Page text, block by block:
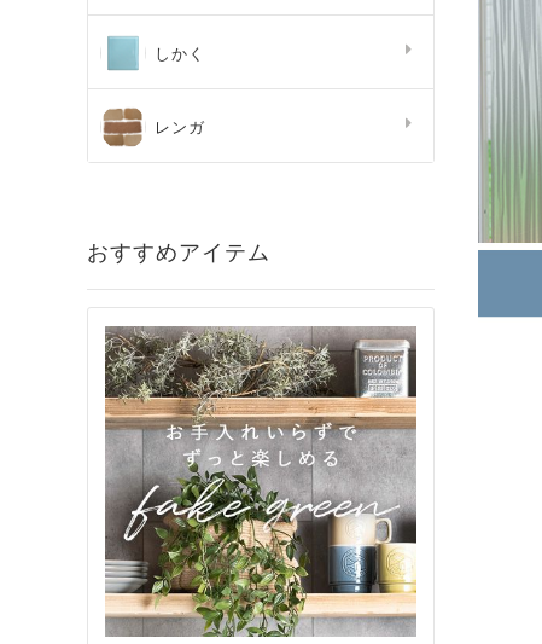
しかく
レンガ
おすすめアイテム